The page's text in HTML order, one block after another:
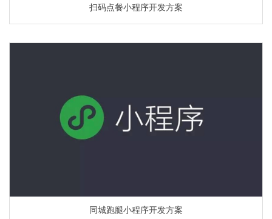
扫码点餐小程序开发方案
同城跑腿小程序开发方案